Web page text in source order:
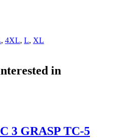
, 4XL, L, XL
in
3 GRASP TC-5